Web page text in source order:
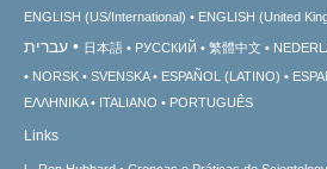
ENGLISH (US/International) ENGLISH (United
עברית 日本語 РУССКИЙ 繁體中文
NORSK
SVENSKA ESPAÑOL (LATINO)
ΕΛΛΗΝΙΚA
ITALIANO PORTUGUÊS
Links